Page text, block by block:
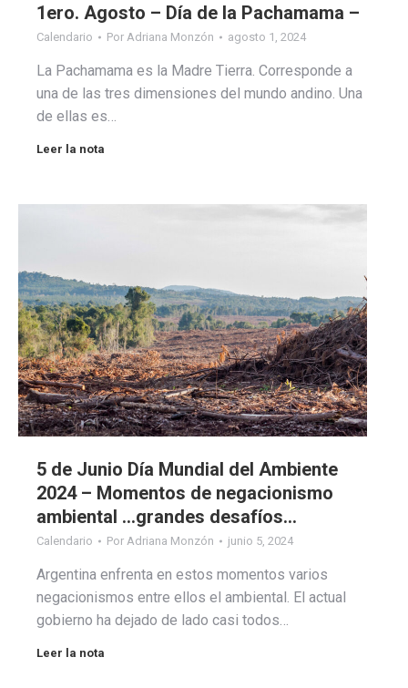
1ero. Agosto – Día de la Pachamama –
Calendario Por Adriana Monzón agosto 1, 2024
La Pachamama es la Madre Tierra. Corresponde a
una de las tres dimensiones del mundo andino. Una
de ellas es…
Leer la nota
5 de Junio Día Mundial del Ambiente
2024 – Momentos de negacionismo
ambiental …grandes desafíos…
Calendario Por Adriana Monzón junio 5, 2024
Argentina enfrenta en estos momentos varios
negacionismos entre ellos el ambiental. El actual
gobierno ha dejado de lado casi todos…
Leer la nota